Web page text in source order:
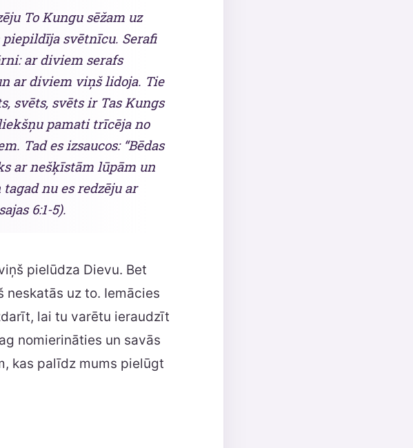
To Kungu sēžam uz
svētnīcu. Serafi
ar diviem serafs
ar diviem viņš lidoja. Tie
svēts, svēts ir Tas Kungs
pamati trīcēja no
Tad es izsaucos: “Bēdas
ar nešķīstām lūpām un
nu es redzēju ar
6:1-5).
pielūdza Dievu. Bet
uz to. Iemācies
lai tu varētu ieraudzīt
nomierināties un savās
kas palīdz mums pielūgt